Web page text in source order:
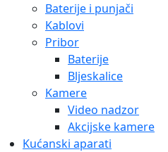
Baterije i punjači
Kablovi
Pribor
Baterije
Bljeskalice
Kamere
Video nadzor
Akcijske kamere
Kućanski aparati